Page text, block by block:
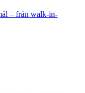
– från walk-in-